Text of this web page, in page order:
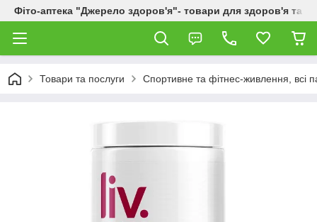
Фіто-аптека "Джерело здоров'я"- товари для здоров'я та
Товари та послуги Спортивне та фітнес-живлення, всі